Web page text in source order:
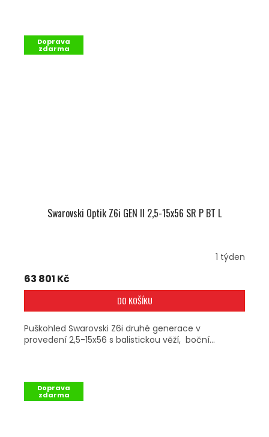
Doprava
zdarma
Swarovski Optik Z6i GEN II 2,5-15x56 SR P BT L
1 týden
63 801 Kč
DO KOŠÍKU
Puškohled Swarovski Z6i druhé generace v
provedení 2,5-15x56 s balistickou věží, boční...
Doprava
zdarma